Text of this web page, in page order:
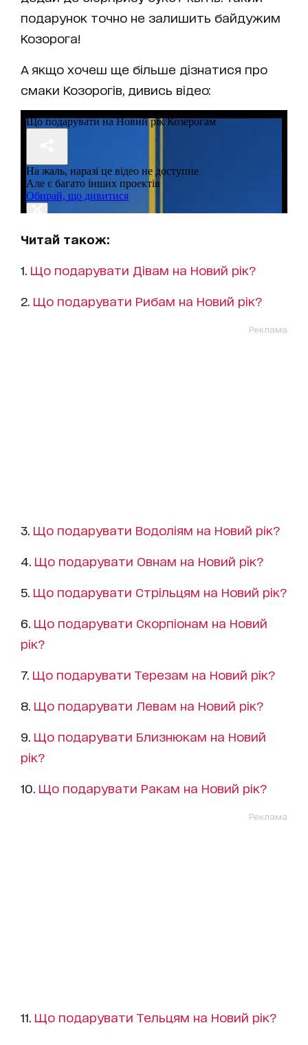
подарунок точно не залишить байдужим
Козорога!
А якщо хочеш ще більше дізнатися про
смаки Козорогів, дивись відео:
Читай також:
1. Що подарувати Дівам на Новий рік?
2. Що подарувати Рибам на Новий рік?
Реклама
3. Що подарувати Водоліям на Новий рік?
4. Що подарувати Овнам на Новий рік?
5. Що подарувати Стрільцям на Новий рік?
6. Що подарувати Скорпіонам на Новий
рік?
7. Що подарувати Терезам на Новий рік?
8. Що подарувати Левам на Новий рік?
9. Що подарувати Близнюкам на Новий
рік?
10. Що подарувати Ракам на Новий рік?
Реклама
11. Що подарувати Тельцям на Новий рік?